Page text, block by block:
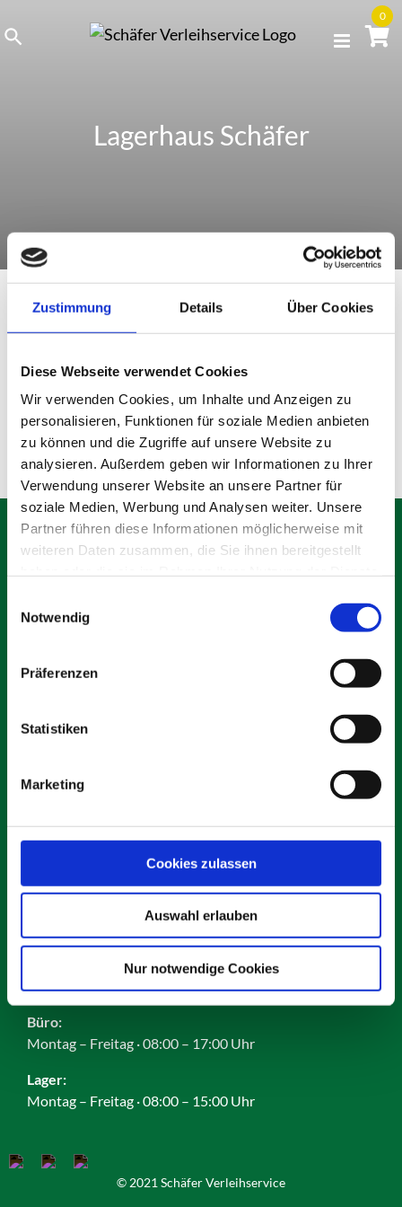
Zustimmung Details Über Cookies
Diese Webseite verwendet Cookies
Wir verwenden Cookies, um Inhalte und Anzeigen zu
personalisieren, Funktionen für soziale Medien anbieten
zu können und die Zugriffe auf unsere Website zu
analysieren. Außerdem geben wir Informationen zu Ihrer
Verwendung unserer Website an unsere Partner für
soziale Medien, Werbung und Analysen weiter. Unsere
Partner führen diese Informationen möglicherweise mit
weiteren Daten zusammen, die Sie ihnen bereitgestellt
Notwendig
Präferenzen
Statistiken
Marketing
Cookies zulassen
Auswahl erlauben
Nur notwendige Cookies
to
Lagerhaus Schäfer
0
Gröbenzell
Olching
Rudolf-Diesel-Ring 12
Tel: 08141 6254343
Kontakt
Impressum
AGB
Öffnungszeiten:
Büro:
Montag – Freitag · 08:00 – 17:00 Uhr
Lager:
Montag – Freitag · 08:00 – 15:00 Uhr
© 2021 Schäfer Verleihservice